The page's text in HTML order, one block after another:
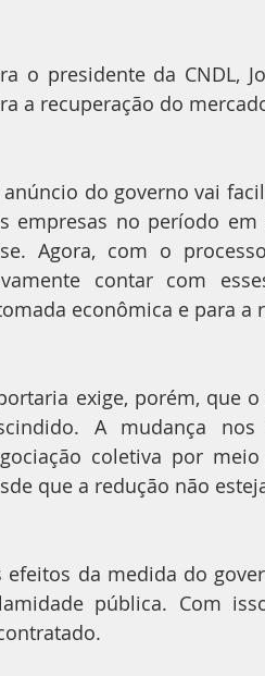
o presidente da CNDL,
a recuperação do
anúncio do governo vai
empresas no período
Agora, com o
contar com
econômica e para a
exige, porém, que
A mudança
coletiva por
que a redução não
efeitos da medida do
pública. Com